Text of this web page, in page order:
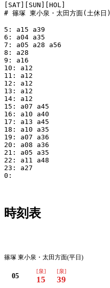
[SAT][SUN][HOL]
# 篠塚 東小泉・太田方面(土休日)
5: a15 a39
6: a04 a35
7: a05 a28 a56
8: a28
9: a16
10: a12
11: a12
12: a12
13: a12
14: a12
15: a07 a45
16: a10 a40
17: a13 a45
18: a10 a35
19: a07 a36
20: a08 a36
21: a05 a35
22: a11 a48
23: a27
0:
時刻表
篠塚 東小泉・太田方面(平日)
05
[泉]
15
[泉]
39